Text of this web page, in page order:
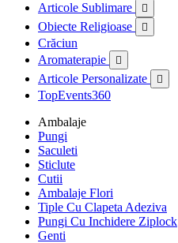
Articole Sublimare 
Obiecte Religioase 
Crăciun
Aromaterapie

Articole Personalizate 
TopEvents360
Ambalaje
Pungi
Saculeti
Sticlute
Cutii
Ambalaje Flori
Tiple Cu Clapeta Adeziva
Pungi Cu Inchidere Ziplock
Genti